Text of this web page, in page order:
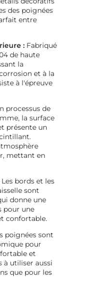
des poignées
entre
: Fabriqué
de haute
la
et à la
à l'épreuve
processus de
la surface
présente un
mettant en
Les bords et les
sont
donne une
pour une
confortable.
poignées sont
pour
et
à utiliser aussi
que pour les